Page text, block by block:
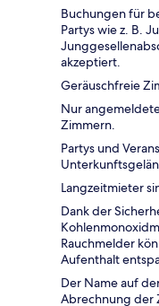
Buchungen für
Partys wie z. B.
akzeptiert.
Geräuschfreie
Nur
Zimmern.
Partys und
Langzeitmieter
Dank der
Rauchmelder
Aufenthalt
Der Name auf
Abrechnung der